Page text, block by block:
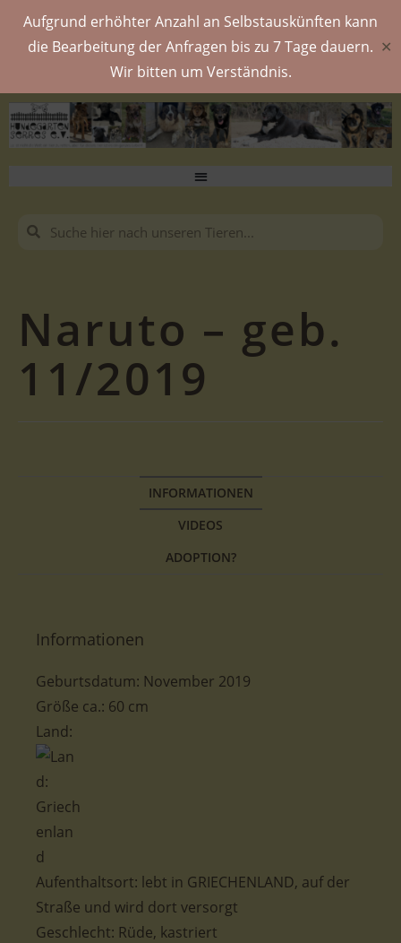
Aufgrund erhöhter Anzahl an Selbstauskünften kann
die Bearbeitung der Anfragen bis zu 7 Tage dauern.
Wir bitten um Verständnis.
✕
Naruto – geb.
11/2019
INFORMATIONEN
VIDEOS
ADOPTION?
Informationen
Geburtsdatum: November 2019
Größe ca.: 60 cm
Land:
Aufenthaltsort: lebt in GRIECHENLAND, auf der
Straße und wird dort versorgt
Geschlecht: Rüde, kastriert